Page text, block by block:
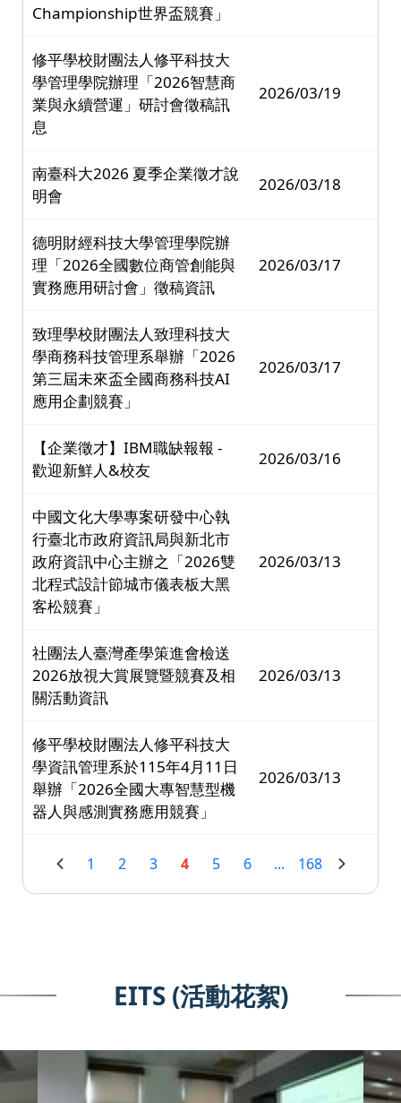
Championship世界盃競賽」
修平學校財團法人修平科技大
學管理學院辦理「2026智慧商
業與永續營運」研討會徵稿訊
息
2026/03/19
南臺科大2026 夏季企業徵才說
明會
2026/03/18
德明財經科技大學管理學院辦
理「2026全國數位商管創能與
實務應用研討會」徵稿資訊
2026/03/17
致理學校財團法人致理科技大
學商務科技管理系舉辦「2026
第三屆未來盃全國商務科技AI
應用企劃競賽」
2026/03/17
【企業徵才】IBM職缺報報 -
歡迎新鮮人&校友
2026/03/16
中國文化大學專案研發中心執
行臺北市政府資訊局與新北市
政府資訊中心主辦之「2026雙
北程式設計節城市儀表板大黑
客松競賽」
2026/03/13
社團法人臺灣產學策進會檢送
2026放視大賞展覽暨競賽及相
關活動資訊
2026/03/13
修平學校財團法人修平科技大
學資訊管理系於115年4月11日
舉辦「2026全國大專智慧型機
器人與感測實務應用競賽」
2026/03/13
1 2 3 4 5 6 ... 168
EITS (活動花絮)